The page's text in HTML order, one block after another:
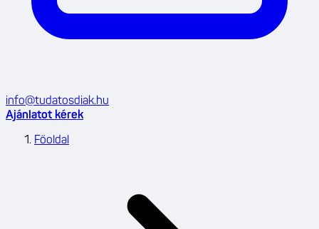
info@tudatosdiak.hu
Ajánlatot kérek
Főoldal